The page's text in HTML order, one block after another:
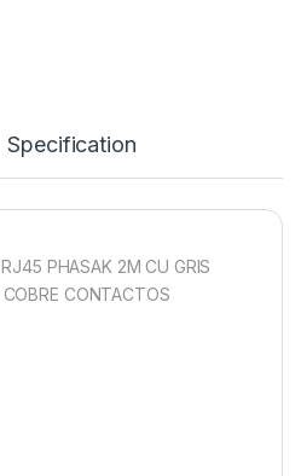
Specification
PHASAK 2M CU GRIS
CONTACTOS